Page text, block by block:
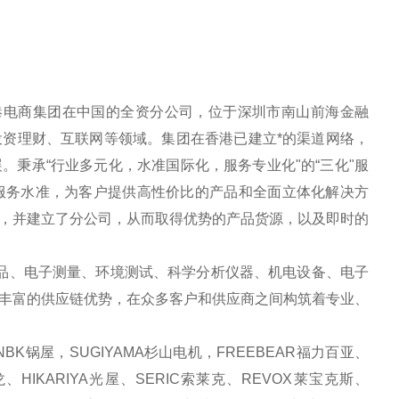
集团在中国的全资分公司，位于深圳市南山前海金融
理财、互联网等领域。集团在香港已建立*的渠道网络，
秉承“行业多元化，水准国际化，服务专业化"的“三化"服
水准，为客户提供高性价比的产品和全面立体化解决方
并建立了分公司，从而取得优势的产品货源，以及即时的
电子测量、环境测试、科学分析仪器、机电设备、电子
的供应链优势，在众多客户和供应商之间构筑着专业、
屋，SUGIYAMA杉山电机，FREEBEAR福力百亚、
HIKARIYA光屋、SERIC索莱克、REVOX莱宝克斯、